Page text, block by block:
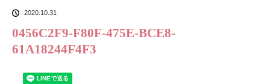
2020.10.31
0456C2F9-F80F-475E-BCE8-
61A18244F4F3